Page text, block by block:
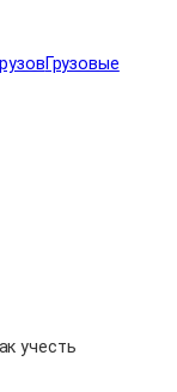
Грузовые
учесть